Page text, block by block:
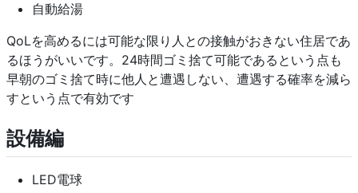
自動給湯
QoLを高めるには可能な限り人との接触がおきない住居であ
るほうがいいです。24時間ゴミ捨て可能であるという点も
早朝のゴミ捨て時に他人と遭遇しない、遭遇する確率を減ら
すという点で有効です
設備編
LED電球